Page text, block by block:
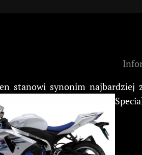
stanowi synonim najbardziej